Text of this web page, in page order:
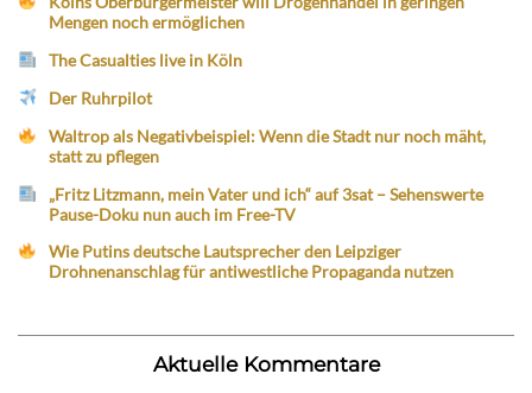
Mengen noch ermöglichen
The Casualties live in Köln
Der Ruhrpilot
Waltrop als Negativbeispiel: Wenn die Stadt nur noch mäht,
statt zu pflegen
„Fritz Litzmann, mein Vater und ich“ auf 3sat – Sehenswerte
Pause-Doku nun auch im Free-TV
Wie Putins deutsche Lautsprecher den Leipziger
Drohnenanschlag für antiwestliche Propaganda nutzen
Aktuelle Kommentare